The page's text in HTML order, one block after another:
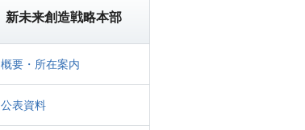
新未来創造戦略本部
概要・所在案内
公表資料